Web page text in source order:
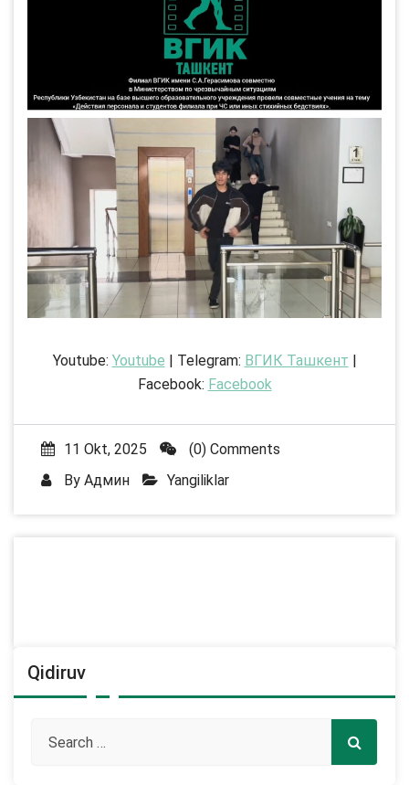
Youtube: Youtube | Telegram: ВГИК Ташкент |
Facebook: Facebook
11 Okt, 2025
(0) Comments
By Админ Yangiliklar
Qidiruv